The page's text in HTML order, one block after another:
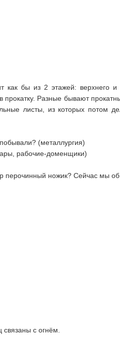
бы из 2 этажей: верхнего и
прокатку. Разные бывают
листы, из которых потом
(металлургия)
рабочие-доменщики)
ножик? Сейчас мы об
с огнём.